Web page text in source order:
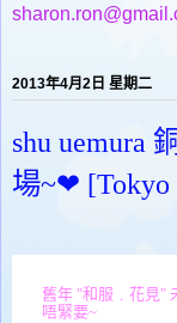
2013年4月2日 星期二
shu uemura
場~❤ [Tokyo
舊年 "和服﹒花見"
唔緊要~